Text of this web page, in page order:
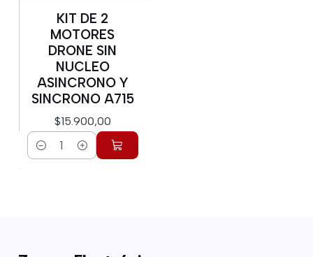
NuevoKIT DE 2
MOTORES
DRONE SIN
NUCLEO
ASINCRONO Y
SINCRONO A715
$15.900,00
Cantidad